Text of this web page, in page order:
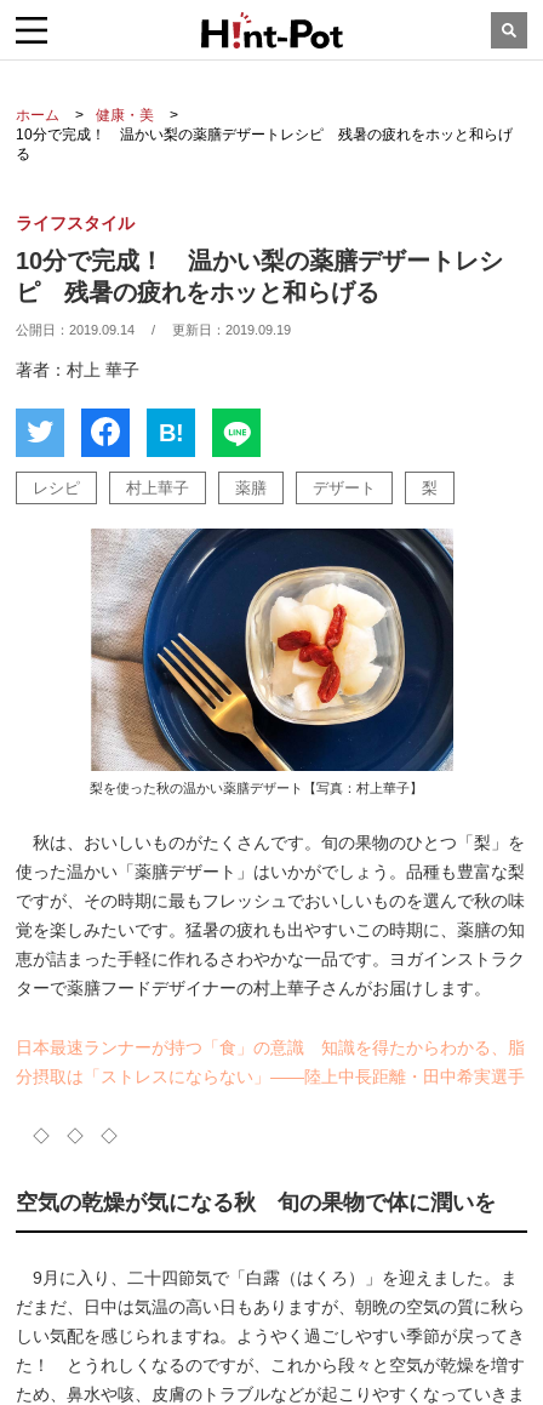
ホーム
健康・美
10分で完成！ 温かい梨の薬膳デザートレシピ 残暑の疲れをホッと和らげ
る
ライフスタイル
10分で完成！ 温かい梨の薬膳デザートレシ
ピ 残暑の疲れをホッと和らげる
公開日：2019.09.14 / 更新日：2019.09.19
著者：村上 華子
B!
レシピ 村上華子 薬膳 デザート 梨
梨を使った秋の温かい薬膳デザート【写真：村上華子】
秋は、おいしいものがたくさんです。旬の果物のひとつ「梨」を
使った温かい「薬膳デザート」はいかがでしょう。品種も豊富な梨
ですが、その時期に最もフレッシュでおいしいものを選んで秋の味
覚を楽しみたいです。猛暑の疲れも出やすいこの時期に、薬膳の知
恵が詰まった手軽に作れるさわやかな一品です。ヨガインストラク
ターで薬膳フードデザイナーの村上華子さんがお届けします。
日本最速ランナーが持つ「食」の意識 知識を得たからわかる、脂
分摂取は「ストレスにならない」――陸上中長距離・田中希実選手
◇ ◇ ◇
空気の乾燥が気になる秋 旬の果物で体に潤いを
9月に入り、二十四節気で「白露（はくろ）」を迎えました。ま
だまだ、日中は気温の高い日もありますが、朝晩の空気の質に秋ら
しい気配を感じられますね。ようやく過ごしやすい季節が戻ってき
た！ とうれしくなるのですが、これから段々と空気が乾燥を増す
ため、鼻水や咳、皮膚のトラブルなどが起こりやすくなっていきま